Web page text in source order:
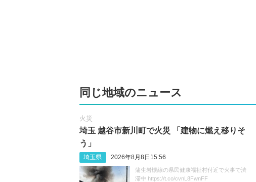
同じ地域のニュース
火災
埼玉 越谷市新川町で火災 「建物に燃え移りそ
う」
埼玉県 2026年8月8日15:56
蒲生岩槻線の県民健康福祉村付近で火事で渋
滞中 https://t.co/cvnL8FwnFF